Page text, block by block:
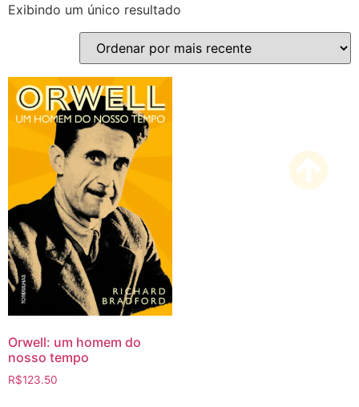
Exibindo um único resultado
Orwell: um homem do
nosso tempo
R$123.50